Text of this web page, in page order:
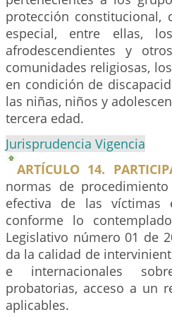
protección constitucional,
especial, entre ellas,
afrodescendientes y
comunidades religiosas,
en condición de
las niñas, niños y
tercera edad.
Jurisprudencia Vigencia
ARTÍCULO 14.
normas de
efectiva de las víctimas
conforme lo
Legislativo número 01 de
da la calidad de
e internacionales
probatorias, acceso a un
aplicables.